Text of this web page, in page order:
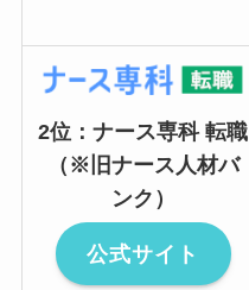
2位：ナース専科 転職
（※旧ナース人材バ
ンク）
公式サイト